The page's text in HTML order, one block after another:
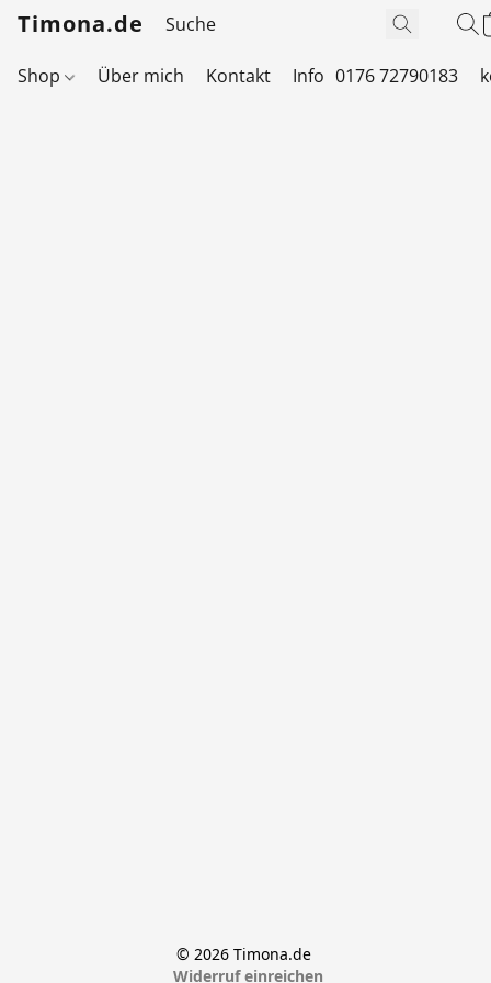
Timona.de
Shop Über mich Kontakt Info 0176 72790183
© 2026 Timona.de
Widerruf einreichen